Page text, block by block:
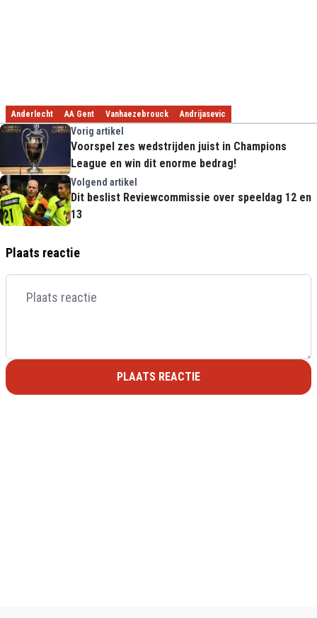
Anderlecht AA Gent Vanhaezebrouck Andrijasevic
Vorig artikel
Voorspel zes wedstrijden juist in Champions
League en win dit enorme bedrag!
Volgend artikel
Dit beslist Reviewcommissie over speeldag 12 en
13
Plaats reactie
PLAATS REACTIE